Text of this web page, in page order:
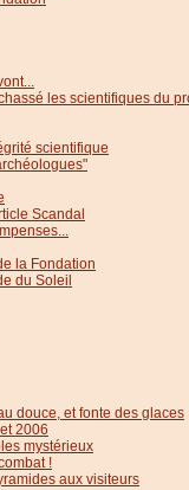
les scientifiques du
scientifique
Scandal
la Fondation
du Soleil
douce, et fonte des glaces
2006
mystérieux
!
aux visiteurs